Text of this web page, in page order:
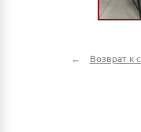
Возврат к